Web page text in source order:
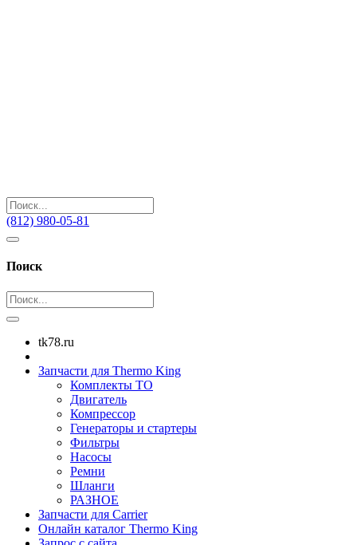
(812) 980-05-81
Поиск
tk78.ru
Запчасти для Thermo King
Комплекты ТО
Двигатель
Компрессор
Генераторы и стартеры
Фильтры
Насосы
Ремни
Шланги
РАЗНОЕ
Запчасти для Carrier
Онлайн каталог Thermo King